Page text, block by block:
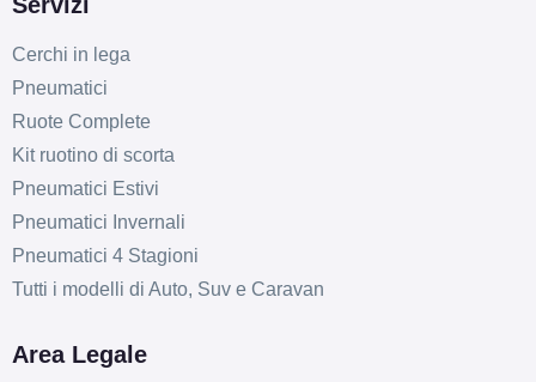
Cerchi in lega
Pneumatici
Ruote Complete
Kit ruotino di scorta
Pneumatici Estivi
Pneumatici Invernali
Pneumatici 4 Stagioni
Tutti i modelli di Auto, Suv e Caravan
Area Legale